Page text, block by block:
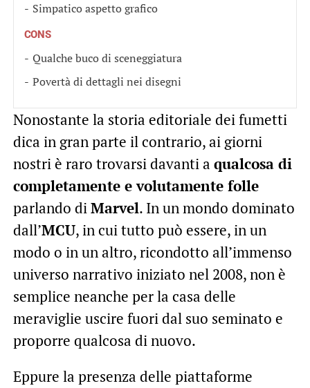
Simpatico aspetto grafico
CONS
Qualche buco di sceneggiatura
Povertà di dettagli nei disegni
Nonostante la storia editoriale dei fumetti
dica in gran parte il contrario, ai giorni
nostri è raro trovarsi davanti a qualcosa di
completamente e volutamente folle
parlando diMarvel. In un mondo dominato
dall’MCU, in cui tutto può essere, in un
modo o in un altro, ricondotto all’immenso
universo narrativo iniziato nel 2008, non è
semplice neanche per la casa delle
meraviglie uscire fuori dal suo seminato e
proporre qualcosa di nuovo.
Eppure la presenza delle piattaforme